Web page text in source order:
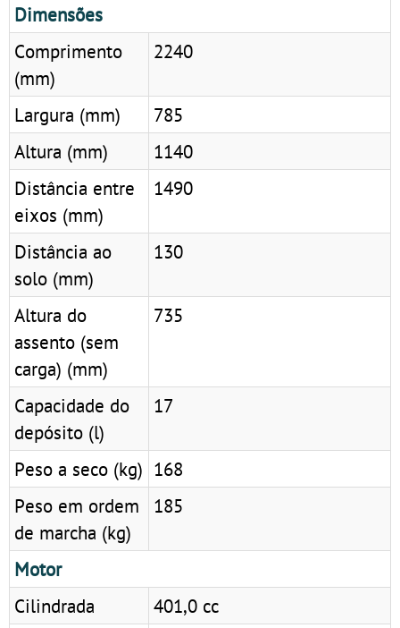
Dimensões
Comprimento
(mm)
2240
Largura (mm)
785
Altura (mm)
1140
Distância entre
eixos (mm)
1490
Distância ao
solo (mm)
130
Altura do
assento (sem
carga) (mm)
735
Capacidade do
depósito (l)
17
Peso a seco (kg) 168
Peso em ordem
de marcha (kg)
185
Motor
Cilindrada
401,0 cc